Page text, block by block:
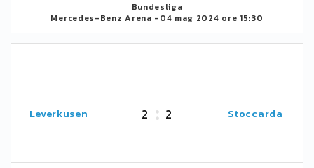
Bundesliga
Mercedes-Benz Arena -04 mag 2024 ore 15:30
Leverkusen 2 2 Stoccarda